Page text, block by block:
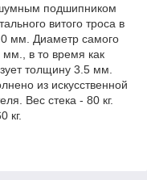
подшипником
витого троса в
мм. Диаметр самого
мм., в то время как
толщину 3.5 мм.
из искусственной
Вес стека - 80 кг.
кг.